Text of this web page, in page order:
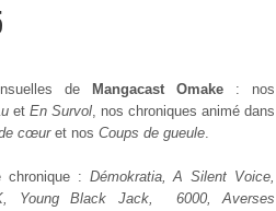
de Mangacast Omake : nos
et En Survol, nos chroniques animé dans
cœuret nos Coups de gueule.
chronique : Démokratia, A Silent Voice,
Young Black Jack, 6000, Averses